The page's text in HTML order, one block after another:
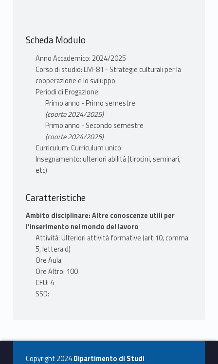
Scheda Modulo
Anno Accademico: 2024/2025
Corso di studio: LM-81 - Strategie culturali per la
cooperazione e lo sviluppo
Periodi di Erogazione:
Primo anno - Primo semestre
(coorte 2024/2025)
Primo anno - Secondo semestre
(coorte 2024/2025)
Curriculum: Curriculum unico
Insegnamento: ulteriori abilità (tirocini, seminari,
etc)
Caratteristiche
Ambito disciplinare: Altre conoscenze utili per
l'inserimento nel mondo del lavoro
Attività: Ulteriori attività formative (art.10, comma
5, lettera d)
Ore Aula:
Ore Altro: 100
CFU: 4
SSD:
Copyright 2024Dipartimento di Studi